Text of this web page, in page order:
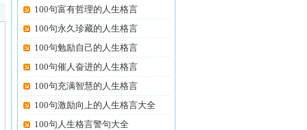
100句富有哲理的人生格言
100句永久珍藏的人生格言
100句勉励自己的人生格言
100句催人奋进的人生格言
100句充满智慧的人生格言
100句激励向上的人生格言大全
100句人生格言警句大全